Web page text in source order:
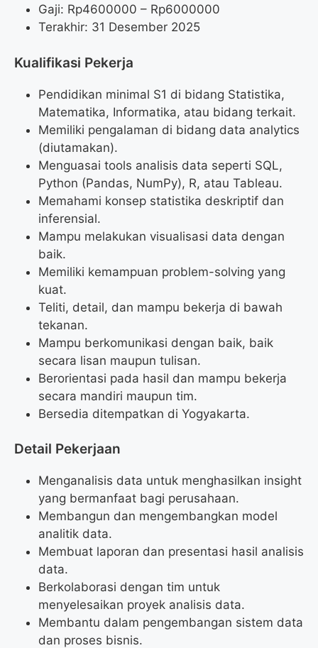
Gaji: Rp4600000 – Rp6000000
Terakhir: 31 Desember 2025
Kualifikasi Pekerja
Pendidikan minimal S1 di bidang Statistika,
Matematika, Informatika, atau bidang terkait.
Memiliki pengalaman di bidang data analytics
(diutamakan).
Menguasai tools analisis data seperti SQL,
Python (Pandas, NumPy), R, atau Tableau.
Memahami konsep statistika deskriptif dan
inferensial.
Mampu melakukan visualisasi data dengan
baik.
Memiliki kemampuan problem-solving yang
kuat.
Teliti, detail, dan mampu bekerja di bawah
tekanan.
Mampu berkomunikasi dengan baik, baik
secara lisan maupun tulisan.
Berorientasi pada hasil dan mampu bekerja
secara mandiri maupun tim.
Bersedia ditempatkan di Yogyakarta.
Detail Pekerjaan
Menganalisis data untuk menghasilkan insight
yang bermanfaat bagi perusahaan.
Membangun dan mengembangkan model
analitik data.
Membuat laporan dan presentasi hasil analisis
data.
Berkolaborasi dengan tim untuk
menyelesaikan proyek analisis data.
Membantu dalam pengembangan sistem data
dan proses bisnis.